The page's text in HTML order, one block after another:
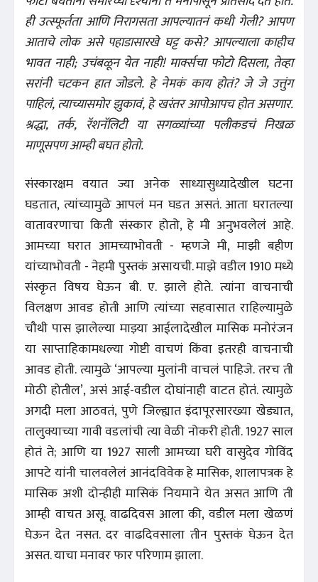
ही उत्स्फूर्तता आणि निरागसता आपल्यातनं कधी गेली? आपण
आताचे लोक असे पहाडासारखे घट्ट कसे? आपल्याला काहीच
भावत नाही; उचंबळून येत नाही! मार्क्सचा फोटो दिसला, तेव्हा
सरांनी चटकन हात जोडले. हे नेमकं काय होतं? जे जे उत्तुंग
पाहिलं, त्याच्यासमोर झुकावं, हे खरंतर आपोआपच होत असणार.
श्रद्धा, तर्क, रॅशनॅलिटी या सगळ्यांच्या पलीकडचं निखळ
माणूसपण आम्ही बघत होतो.
संस्कारक्षम वयात ज्या अनेक साध्यासुध्यादेखील घटना
घडतात, त्यांच्यामुळे आपलं मन घडत असतं. आता घरातल्या
वातावरणाचा किती संस्कार होतो, हे मी अनुभवलेलं आहे.
आमच्या घरात आमच्याभोवती - म्हणजे मी, माझी बहीण
यांच्याभोवती - नेहमी पुस्तकं असायची. माझे वडील 1910 मध्ये
संस्कृत विषय घेऊन बी. ए. झाले होते. त्यांना वाचनाची
विलक्षण आवड होती आणि त्यांच्या सहवासात राहिल्यामुळे
चौथी पास झालेल्या माझ्या आईलादेखील मासिक मनोरंजन
या साप्ताहिकामधल्या गोष्टी वाचणं किंवा इतरही वाचनाची
आवड होती. त्यामुळे ‘आपल्या मुलांनी वाचलं पाहिजे. तरच ती
मोठी होतील’, असं आई-वडील दोघांनाही वाटत होतं. त्यामुळे
अगदी मला आठवतं, पुणे जिल्ह्यात इंदापूरसारख्या खेड्यात,
तालुक्याच्या गावी वडलांची त्या वेळी नोकरी होती. 1927 साल
होतं ते; आणि या 1927 साली आमच्या घरी वासुदेव गोविंद
आपटे यांनी चालवलेलं आनंदविवेक हे मासिक, शालापत्रक हे
मासिक अशी दोन्हीही मासिकं नियमाने येत असत आणि ती
आम्ही वाचत असू. वाढदिवस आला की, वडील मला खेळणं
घेऊन देत नसत. दर वाढदिवसाला तीन पुस्तकं घेऊन देत
असत. याचा मनावर फार परिणाम झाला.